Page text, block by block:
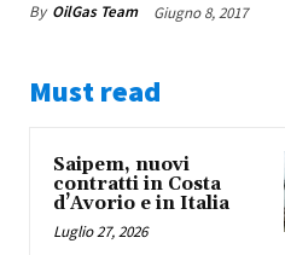
By OilGas Team Giugno 8, 2017
Must read
Saipem, nuovi
contratti in Costa
d’Avorio e in Italia
Luglio 27, 2026